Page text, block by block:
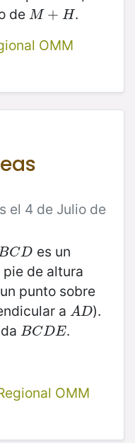
de M + H
M+H
.
OMM
el 4 de Julio de
CD
CD
es un
de altura
punto sobre
a AD
AD ).
BCDE
BCDE .
OMM